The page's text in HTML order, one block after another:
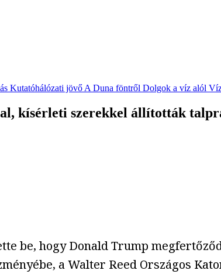
Kutatóhálózati jövő A Duna föntről Dolgok a víz alól
kísérleti szerekkel állították
be, hogy Donald Trump
a Walter Reed Országos